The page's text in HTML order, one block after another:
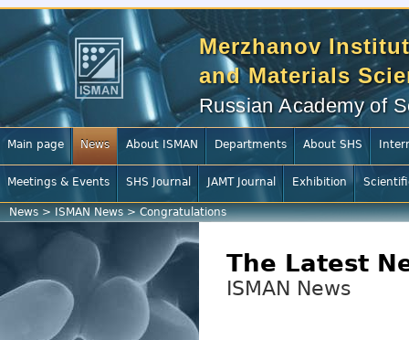
Merzhanov
and Materials
Russian Academy of
Main page News About ISMAN Departments About SHS
Meetings & Events SHS Journal JAMT Journal Exhibition
News >ISMAN News>Congratulations
The Latest
ISMAN News